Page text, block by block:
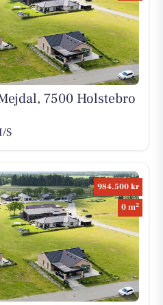
7500 Holstebro
S
984.500 kr
0 m2